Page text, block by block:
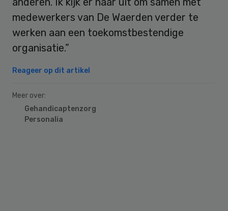
medewerkers van De Waerden verder te
werken aan een toekomstbestendige
organisatie.”
Reageer op dit artikel
Meer over:
Gehandicaptenzorg
Personalia